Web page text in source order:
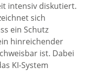
intensiv diskutiert.
sich
ein Schutz
hinreichender
ist. Dabei
KI-System